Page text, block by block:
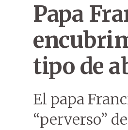
Papa
tipo de
El papa
“perverso”